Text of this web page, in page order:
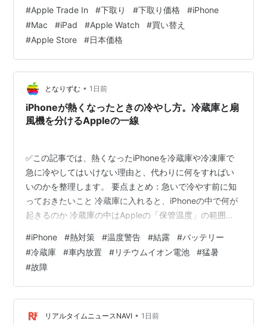
2018年
9月13日、iPhone Xs 、iPhone Xs Max
を発表
9月21日、iPhone XsとiPhone Xs Maxを発売
Tips
ホームボタン２度押し
iPod操作パネル起動（環境設定で動作変更
可）
1ページ目へジャンプ
付属イヤホンのマイクボタンでiPod操作
三度押し：曲の先頭（もしくは前の曲）
通話や着信音、iPod機能の音量にも使えます
すときに、先に知っておきたいこと 海外の反応：上がっ
たこと自体が珍しい ひとこと：中古が高いということは
まとめ：9月まで1か月、今の額を控えておく どうも、と
なりです。 Appleが下取り額を上げた、という話が今
日、海外から入ってきました。ドル建ての表が更…
#Apple Trade In #下取り #下取り価格 #iPhone
#Mac #iPad #Apple Watch #買い替え
#Apple Store #日本価格
となりずむ • 1日前
iPhoneが熱くなったときの冷やし方。冷蔵庫と扇
風機を分けるAppleの一線
✅この記事では、熱くなったiPhoneを冷蔵庫や冷凍庫で
急に冷やしてはいけない理由と、代わりに何をすればい
いのかを整理します。 要点まとめ：急いで冷やす前に知
っておきたいこと 冷蔵庫に入れると、iPhoneの中で何が
起きるのか 冷蔵庫の中はAppleの「保管温度」の範囲
のか 温度の警告が出たら、実際にどうするか 海外の反
応：冷やし方をめぐって割れる意見 ひとこと：保冷パッ
クを押し当てていた頃のこと まとめ：分かれ目は冷たさ
ではなく速さ どうも、となりです。 この夏、iPhoneの画
面が急に暗くなって、赤い温度計のマークが出た人もい
ると思います…
#iPhone #熱対策 #温度警告 #結露 #バッテリー
#冷蔵庫 #車内放置 #リチウムイオン電池 #猛暑
#故障
リアルタイムニュースNAVI • 1日前